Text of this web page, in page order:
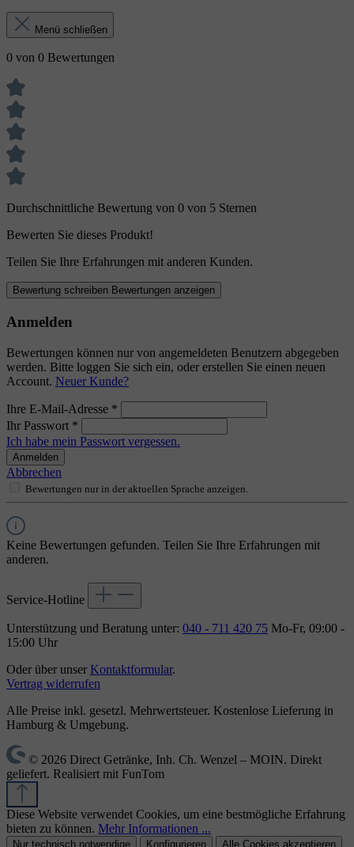
Menü schließen
0 von 0 Bewertungen
Durchschnittliche Bewertung von 0 von 5 Sternen
Bewerten Sie dieses Produkt!
Teilen Sie Ihre Erfahrungen mit anderen Kunden.
Bewertung schreiben Bewertungen anzeigen
Anmelden
Bewertungen können nur von angemeldeten Benutzern abgegeben
werden. Bitte loggen Sie sich ein, oder erstellen Sie einen neuen
Account. Neuer Kunde?
Ihre E-Mail-Adresse *
Ihr Passwort *
Ich habe mein Passwort vergessen.
Anmelden
Abbrechen
Bewertungen nur in der aktuellen Sprache anzeigen.
Keine Bewertungen gefunden. Teilen Sie Ihre Erfahrungen mit
anderen.
Service-Hotline
Unterstützung und Beratung unter: 040 - 711 420 75 Mo-Fr, 09:00 -
15:00 Uhr
Oder über unser Kontaktformular.
Vertrag widerrufen
Alle Preise inkl. gesetzl. Mehrwertsteuer. Kostenlose Lieferung in
Hamburg & Umgebung.
© 2026 Direct Getränke, Inh. Ch. Wenzel – MOIN. Direkt
geliefert. Realisiert mit FunTom
Diese Website verwendet Cookies, um eine bestmögliche Erfahrung
bieten zu können. Mehr Informationen ...
Nur technisch notwendige Konfigurieren Alle Cookies akzeptieren